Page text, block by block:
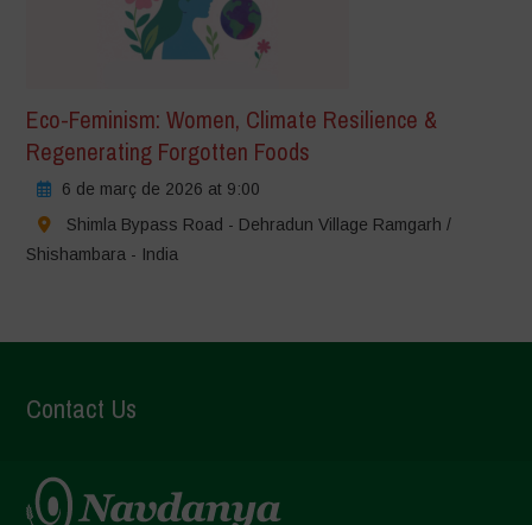
Eco-Feminism: Women, Climate Resilience &
Regenerating Forgotten Foods
6 de març de 2026 at 9:00
Shimla Bypass Road - Dehradun Village Ramgarh /
Shishambara - India
Contact Us